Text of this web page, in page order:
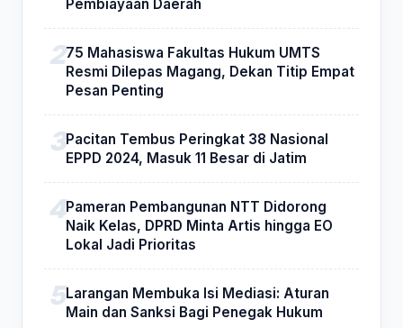
Pembiayaan Daerah
75 Mahasiswa Fakultas Hukum UMTS
Resmi Dilepas Magang, Dekan Titip Empat
Pesan Penting
Pacitan Tembus Peringkat 38 Nasional
EPPD 2024, Masuk 11 Besar di Jatim
Pameran Pembangunan NTT Didorong
Naik Kelas, DPRD Minta Artis hingga EO
Lokal Jadi Prioritas
Larangan Membuka Isi Mediasi: Aturan
Main dan Sanksi Bagi Penegak Hukum